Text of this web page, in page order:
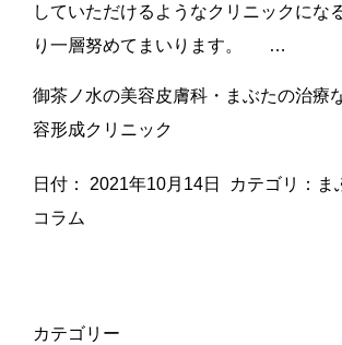
していただけるようなクリニックにな
り一層努めてまいります。 …
御茶ノ水の美容皮膚科・まぶたの治療
容形成クリニック
日付： 2021年10月14日 カテゴリ： ま
コラム
カテゴリー